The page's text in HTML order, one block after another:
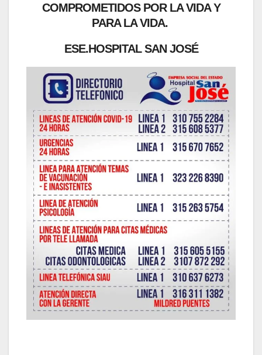
COMPROMETIDOS POR LA VIDA Y
PARA LA VIDA.
ESE.HOSPITAL SAN JOSÉ